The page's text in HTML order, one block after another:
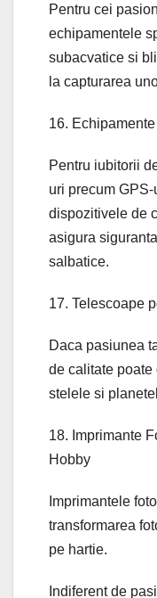
Pentru cei
echipamentele
subacvatice si
la capturarea
16.
Pentru iubitorii
uri precum
dispozitivele de
asigura
salbatice.
17. Telescoape
Daca pasiunea
de calitate poate
stelele si
18. Imprimante
Hobby
Imprimantele
transformarea
pe hartie.
Indiferent de